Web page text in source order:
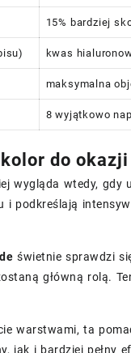
15% bardziej
kwas
maksymalna
8 wyjątkowo
do
wygląda wtedy, gdy
i podkreślają
świetnie sprawdzi
główną rolą.
warstwami, ta
jak i bardziej pełny